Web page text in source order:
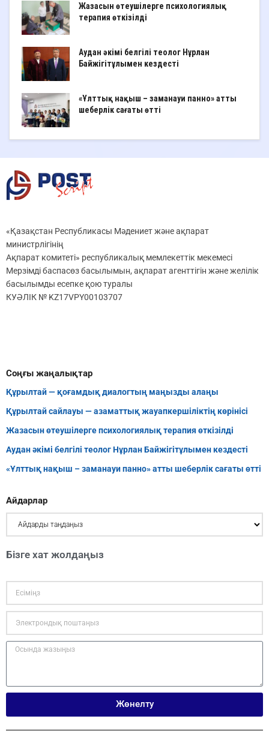
Жазасын өтеушілерге психологиялық
терапия өткізілді
Аудан әкімі белгілі теолог Нұрлан
Байжігітұлымен кездесті
«Ұлттық нақыш – заманауи панно» атты
шеберлік сағаты өтті
«Қазақстан Республикасы Мәдениет және ақпарат
министрлігінің
Ақпарат комитеті» республикалық мемлекеттік мекемесі
Мерзімді баспасөз басылымын, ақпарат агенттігін және желілік
басылымды есепке қою туралы
КУӘЛІК № KZ17VPY00103707
Соңғы жаңалықтар
Құрылтай — қоғамдық диалогтың маңызды алаңы
Құрылтай сайлауы — азаматтық жауапкершіліктің көрінісі
Жазасын өтеушілерге психологиялық терапия өткізілді
Аудан әкімі белгілі теолог Нұрлан Байжігітұлымен кездесті
«Ұлттық нақыш – заманауи панно» атты шеберлік сағаты өтті
Айдарлар
Бізге хат жолдаңыз
Жөнелту